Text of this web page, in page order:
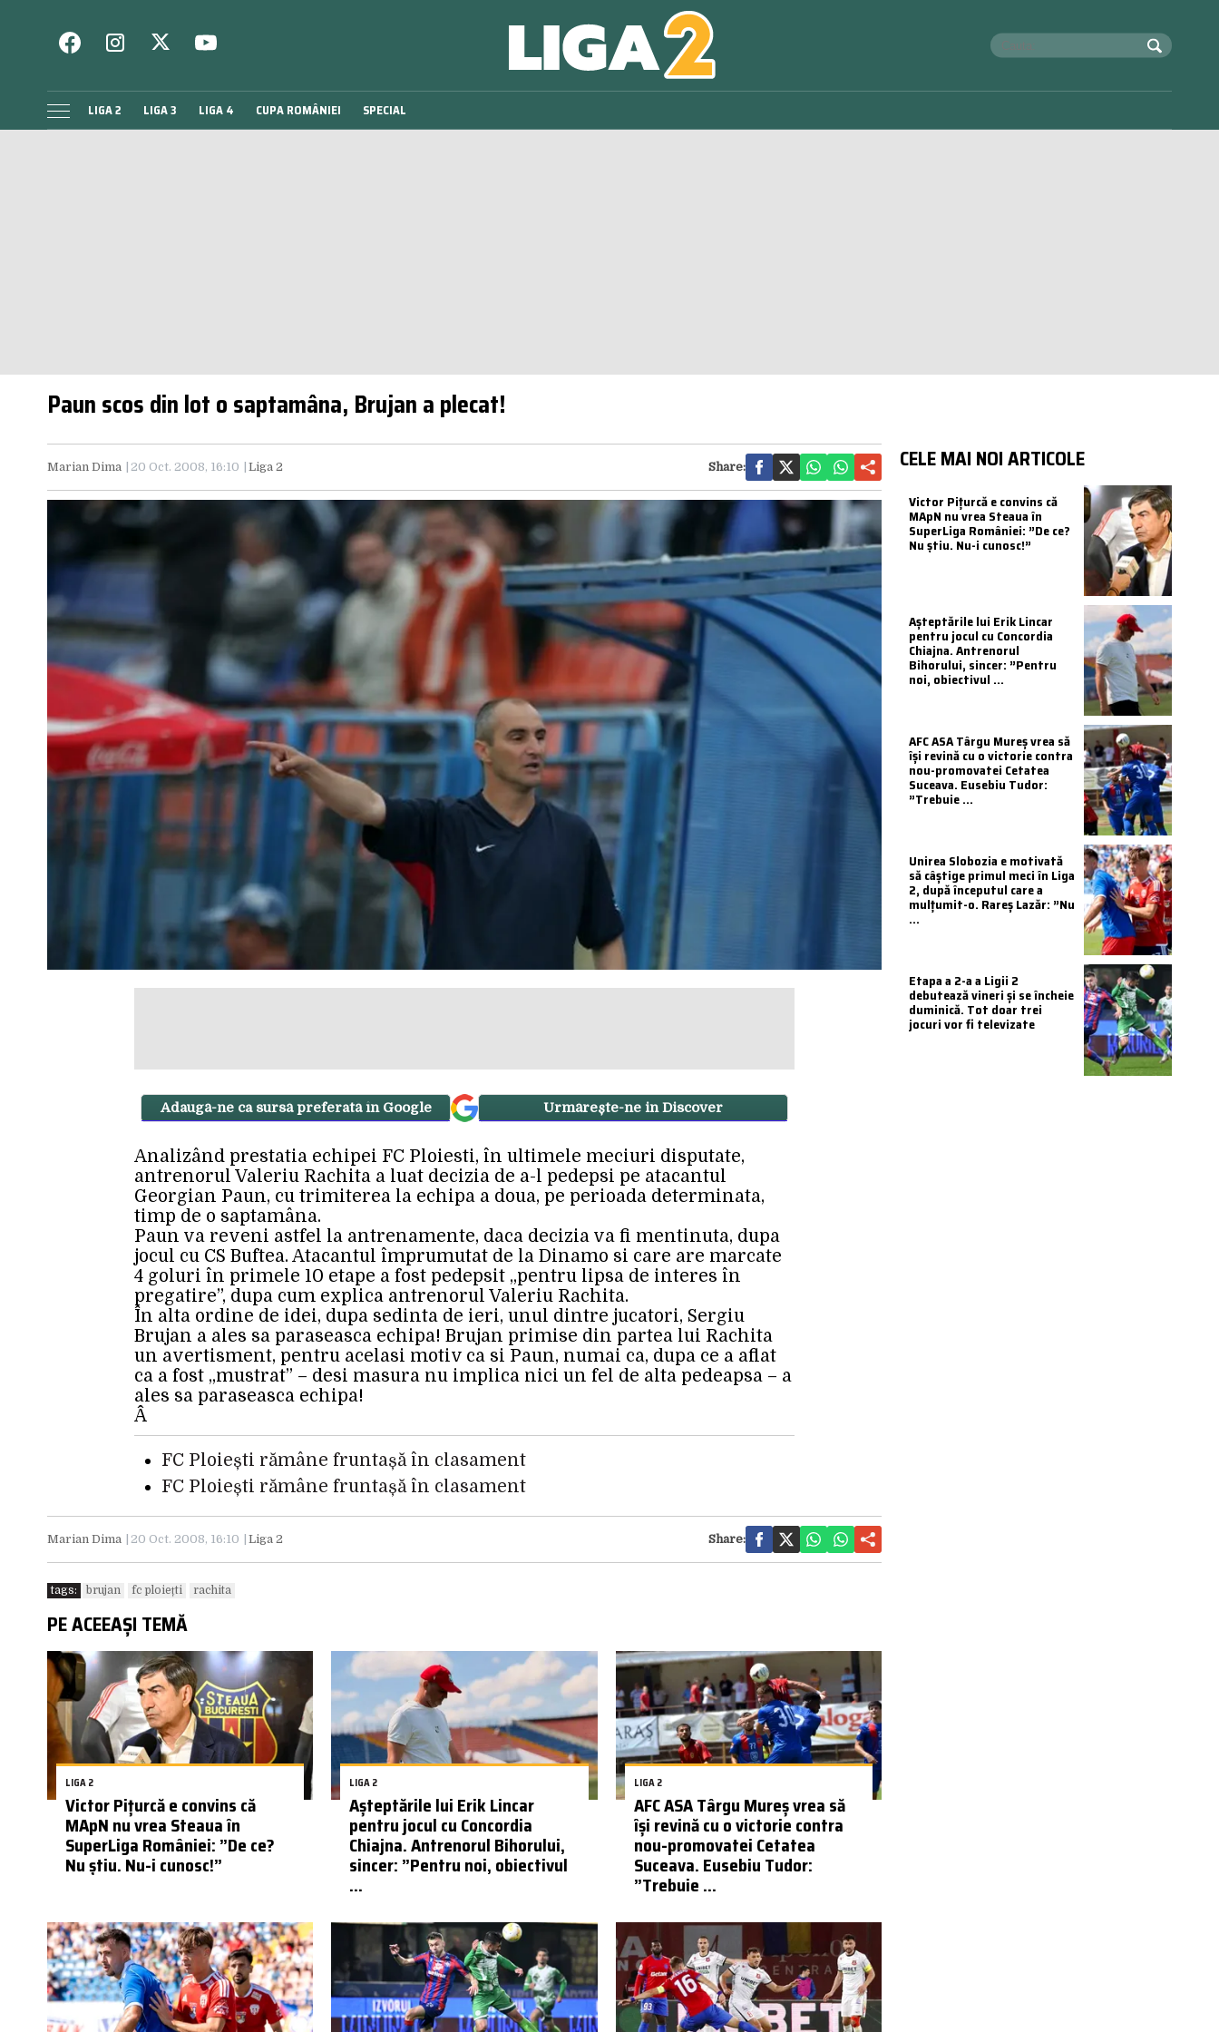
LIGA 2 LIGA 3 LIGA 4 CUPA ROMÂNIEI SPECIAL
Paun scos din lot o saptamâna, Brujan a plecat!
Marian Dima 20 Oct. 2008, 16:10 Liga 2 Share:
Adaugă-ne ca sursă preferată în Google Urmărește-ne in Discover
Analizând prestatia echipei FC Ploiesti, în ultimele meciuri disputate,
antrenorul Valeriu Rachita a luat decizia de a-l pedepsi pe atacantul
Georgian Paun, cu trimiterea la echipa a doua, pe perioada determinata,
timp de o saptamâna.
Paun va reveni astfel la antrenamente, daca decizia va fi mentinuta, dupa
jocul cu CS Buftea. Atacantul împrumutat de la Dinamo si care are marcate
4 goluri în primele 10 etape a fost pedepsit „pentru lipsa de interes în
pregatire”, dupa cum explica antrenorul Valeriu Rachita.
În alta ordine de idei, dupa sedinta de ieri, unul dintre jucatori, Sergiu
Brujan a ales sa paraseasca echipa! Brujan primise din partea lui Rachita
un avertisment, pentru acelasi motiv ca si Paun, numai ca, dupa ce a aflat
ca a fost „mustrat” – desi masura nu implica nici un fel de alta pedeapsa – a
ales sa paraseasca echipa!
Â
FC Ploiești rămâne fruntașă în clasament
FC Ploiești rămâne fruntașă în clasament
Marian Dima 20 Oct. 2008, 16:10 Liga 2 Share:
tags: brujan fc ploiețti rachita
PE ACEEAȘI TEMĂ
LIGA 2
Victor Pițurcă e convins că
MApN nu vrea Steaua în
SuperLiga României: ”De ce?
Nu știu. Nu-i cunosc!”
LIGA 2
Așteptările lui Erik Lincar
pentru jocul cu Concordia
Chiajna. Antrenorul Bihorului,
sincer: ”Pentru noi, obiectivul
...
LIGA 2
AFC ASA Târgu Mureș vrea să
își revină cu o victorie contra
nou-promovatei Cetatea
Suceava. Eusebiu Tudor:
”Trebuie ...
CELE MAI NOI ARTICOLE
Victor Pițurcă e convins că
MApN nu vrea Steaua în
SuperLiga României: ”De ce?
Nu știu. Nu-i cunosc!”
Așteptările lui Erik Lincar
pentru jocul cu Concordia
Chiajna. Antrenorul
Bihorului, sincer: ”Pentru
noi, obiectivul ...
AFC ASA Târgu Mureș vrea să
își revină cu o victorie contra
nou-promovatei Cetatea
Suceava. Eusebiu Tudor:
”Trebuie ...
Unirea Slobozia e motivată
să câștige primul meci în Liga
2, după începutul care a
mulțumit-o. Rareș Lazăr: ”Nu
...
Etapa a 2-a a Ligii 2
debutează vineri și se încheie
duminică. Tot doar trei
jocuri vor fi televizate